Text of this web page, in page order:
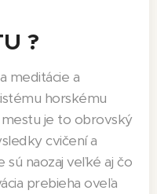
?
meditácie a
horskému
je to obrovský
cvičení a
naozaj veľké aj čo
prebieha oveľa